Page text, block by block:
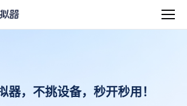
器，不挑设备，秒开秒用！